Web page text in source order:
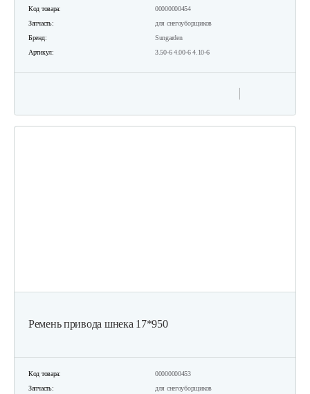
Код товара:
00000000454
Запчасть:
для снегоуборщиков
Бренд:
Sungarden
Артикул:
3.50-6 4.00-6 4.10-6
Ремень привода шнека 17*950
Код товара:
00000000453
Запчасть:
для снегоуборщиков